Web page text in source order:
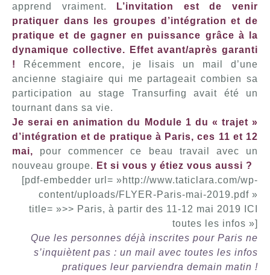
apprend vraiment.
L’invitation est de venir
pratiquer dans les groupes d’intégration et de
pratique et de gagner en puissance grâce à la
dynamique collective. Effet avant/après garanti
!
Récemment encore, je lisais un mail d’une
ancienne stagiaire qui me partageait combien sa
participation au stage Transurfing avait été un
tournant dans sa vie.
Je serai en animation du Module 1 du « trajet »
d’intégration et de pratique à Paris, ces 11 et 12
mai,
pour commencer ce beau travail avec un
nouveau groupe. Et si vous y étiez vous aussi ?
[pdf-embedder url= »http://www.taticlara.com/wp-
content/uploads/FLYER-Paris-mai-2019.pdf »
title= »>> Paris, à partir des 11-12 mai 2019 ICI
toutes les infos »]
Que les personnes déjà inscrites pour Paris ne
s’inquiètent pas : un mail avec toutes les infos
pratiques leur parviendra demain matin !